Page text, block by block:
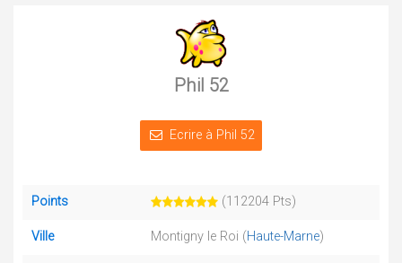
Phil 52
Ecrire à Phil 52
Points (112204 Pts)
Ville Montigny le Roi (Haute-Marne)